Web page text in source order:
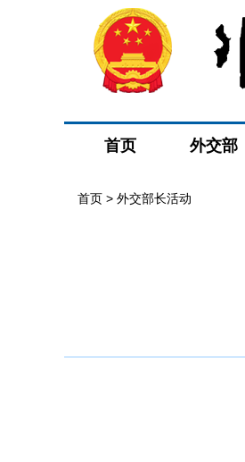
首页 外交部
首页 > 外交部长活动